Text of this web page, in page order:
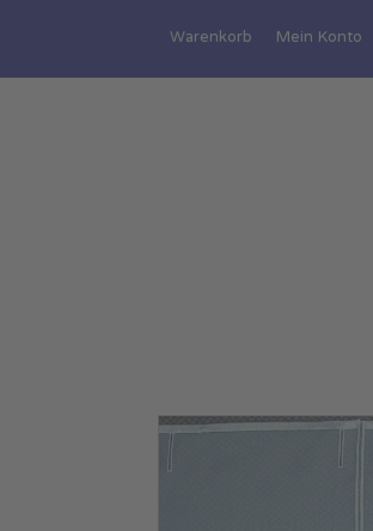
Warenkorb Mein Konto